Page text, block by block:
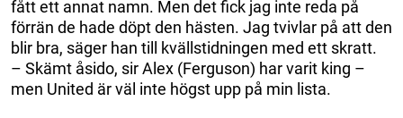
fått ett annat namn. Men det fick jag inte reda på
förrän de hade döpt den hästen. Jag tvivlar på att den
blir bra, säger han till kvällstidningen med ett skratt.
– Skämt åsido, sir Alex (Ferguson) har varit king –
men United är väl inte högst upp på min lista.